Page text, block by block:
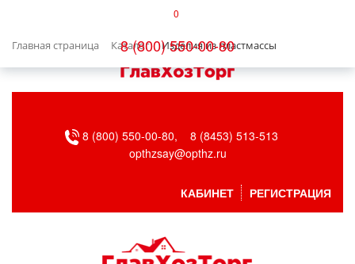
0
8 (800) 550-00-80
Главная страница Каталог Изделия из пластмассы
БЫТОВАЯ ТЕХНИКА
ВЕНТИЛЯЦИЯ
ДАЧА, САД И ОГОРОД
8 (800) 550-00-80,
8 (8453) 513-513
opthzsay@opthz.ru
КАБИНЕТ РЕГИСТРАЦИЯ